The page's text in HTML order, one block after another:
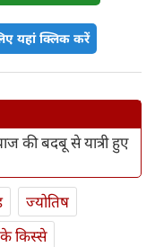
यहां क्लिक करें
की बदबू से यात्री हुए
ज्योतिष
किस्से